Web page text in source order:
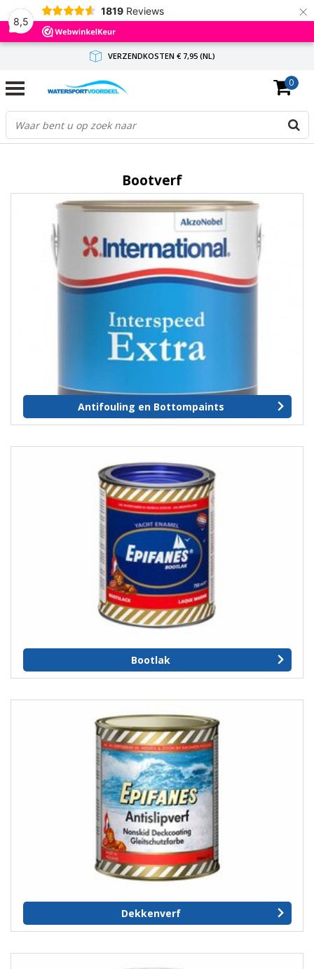
8,5
1819 Reviews ×
VERZENDKOSTEN € 7,95 (NL)
GRATIS VERZENDING(NL) VANAF € 65,-
BINNEN 1-3 WERKDAGEN ANTWOORD
0
Bootverf
Antifouling en Bottompaints
Bootlak
Dekkenverf